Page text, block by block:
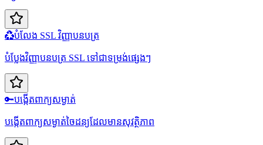
♻️បំលែង SSL វិញ្ញាបនបត្រ
បំប្លែងវិញ្ញាបនបត្រ SSL ទៅជាទម្រង់ផ្សេងៗ
🔑បង្កើតពាក្យសម្ងាត់
បង្កើតពាក្យសម្ងាត់ចៃដន្យដែលមានសុវត្ថិភាព